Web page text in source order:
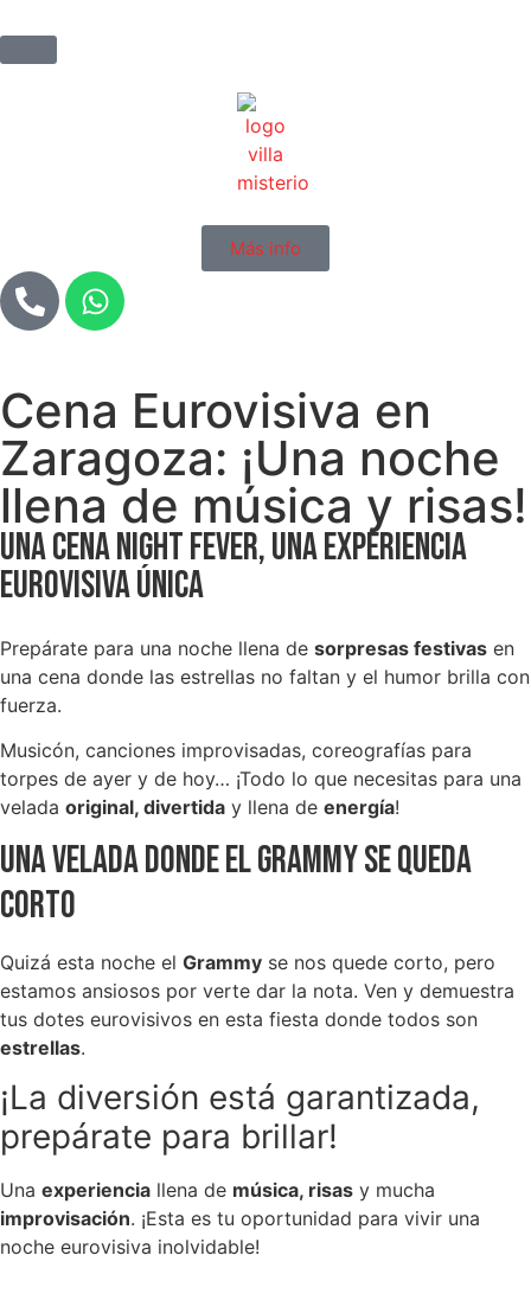
Más info
Cena Eurovisiva en
Zaragoza: ¡Una noche
llena de música y risas!
Una cena Night Fever, una experiencia
eurovisiva única
Prepárate para una noche llena de sorpresas festivas en
una cena donde las estrellas no faltan y el humor brilla con
fuerza.
Musicón, canciones improvisadas, coreografías para
torpes de ayer y de hoy… ¡Todo lo que necesitas para una
velada original, divertida y llena de energía!
Una velada donde el grammy se queda
corto
Quizá esta noche el Grammy se nos quede corto, pero
estamos ansiosos por verte dar la nota. Ven y demuestra
tus dotes eurovisivos en esta fiesta donde todos son
estrellas.
¡La diversión está garantizada,
prepárate para brillar!
Una experiencia llena de música, risas y mucha
improvisación. ¡Esta es tu oportunidad para vivir una
noche eurovisiva inolvidable!